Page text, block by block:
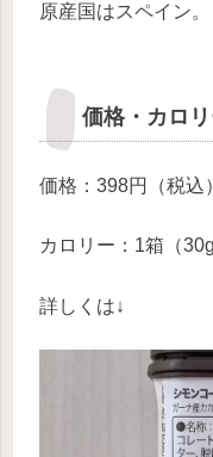
原産国はスペイン。
価格・カロ
価格：398円（税込）
カロリー：1箱（
詳しくは↓